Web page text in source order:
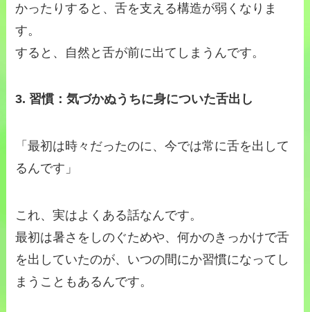
かったりすると、舌を支える構造が弱くなりま
す。
すると、自然と舌が前に出てしまうんです。
3. 習慣：気づかぬうちに身についた舌出し
「最初は時々だったのに、今では常に舌を出して
るんです」
これ、実はよくある話なんです。
最初は暑さをしのぐためや、何かのきっかけで舌
を出していたのが、いつの間にか習慣になってし
まうこともあるんです。